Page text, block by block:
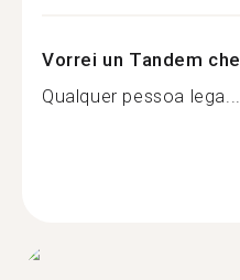
Vorrei un Tandem che
Qualquer pessoa lega...